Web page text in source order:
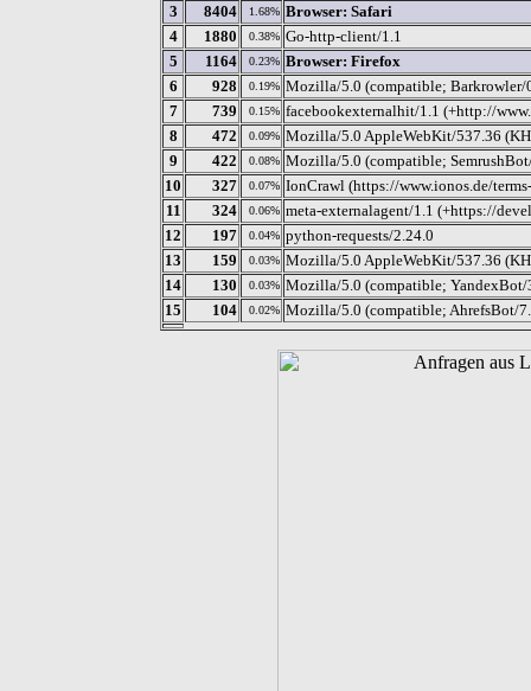
3 8404 1.68% Browser: Safari
4
1880 0.38% Go-http-client/1.1
5
1164 0.23% Browser: Firefox
6
928 0.19% Mozilla/5.0 (compatible; Barkrowler/
7
739 0.15% facebookexternalhit/1.1 (+http://
8
472 0.09% Mozilla/5.0 AppleWebKit/537.36
9
422 0.08% Mozilla/5.0 (compatible;
10
327 0.07% IonCrawl (https://www.ionos.de/
11
324 0.06% meta-externalagent/1.1 (+https://
12
197 0.04% python-requests/2.24.0
13
159 0.03% Mozilla/5.0 AppleWebKit/537.36
14
130 0.03% Mozilla/5.0 (compatible;
15
104 0.02% Mozilla/5.0 (compatible; AhrefsBot/